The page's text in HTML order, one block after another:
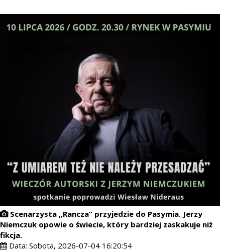
Scenarzysta „Rancza” przyjedzie do Pasymia. Jerzy
Niemczuk opowie o świecie, który bardziej zaskakuje niż
fikcja.
Data: Sobota, 2026-07-04 16:20:54